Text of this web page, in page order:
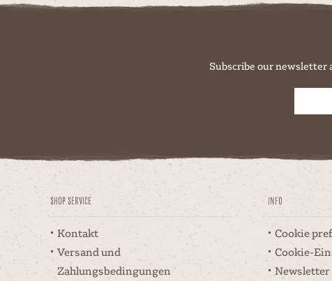
Subscribe our newsletter
Shop Service
Kontakt
Versand und
Zahlungsbedingungen
Info
Cookie
Cookie-
Newsletter